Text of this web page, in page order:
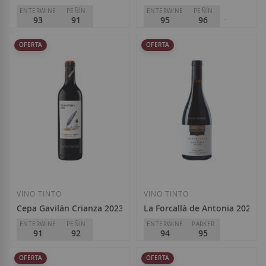
ENTERWINE
93
PEÑÍN
91
Toro Albalá
D.O.Montilla-Moriles
Regular
Price
42,10 €
Añadir a la Lista de Deseos
ENTERWINE
95
PEÑÍN
96
96
Regular
Price
71,00 €
Añadir a la Lista
OFERTA
VINO TINTO
Cepa Gavilán Crianza 2023
ENTERWINE
91
PEÑÍN
92
Bodegas Hnos. Pérez Pascuas
OFERTA
VINO TINTO
La Forcallà de Antonia 2024
ENTERWINE
94
PARKER
95
Rafael Cambra
OFERTA OFERTA